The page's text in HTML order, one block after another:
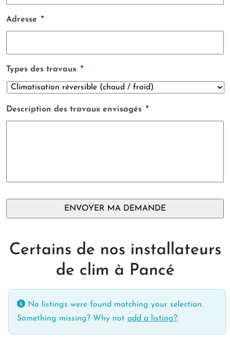
Adresse *
Types des travaux *
Description des travaux envisagés *
Certains de nos installateurs
de clim à Pancé
No listings were found matching your selection.
Something missing? Why not add a listing?.